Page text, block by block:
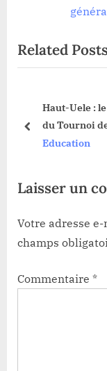
s
P
t
P
o
Related
Haut-Uele :
du Tournoi
Education
prev
Laisser un
Votre adresse
champs
Commentaire *